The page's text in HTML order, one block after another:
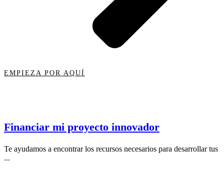
EMPIEZA POR AQUÍ
Financiar mi proyecto innovador
Te ayudamos a encontrar los recursos necesarios para desarrollar tus
...